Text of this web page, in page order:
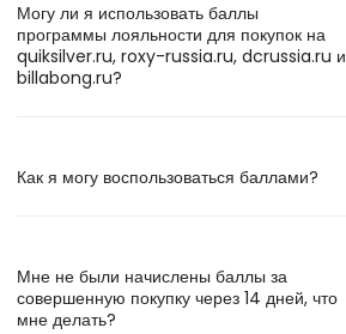
Могу ли я использовать баллы
программы лояльности для покупок на
quiksilver.ru, roxy-russia.ru, dcrussia.ru и
billabong.ru?
Как я могу воспользоваться баллами?
Мне не были начислены баллы за
совершенную покупку через 14 дней, что
мне делать?